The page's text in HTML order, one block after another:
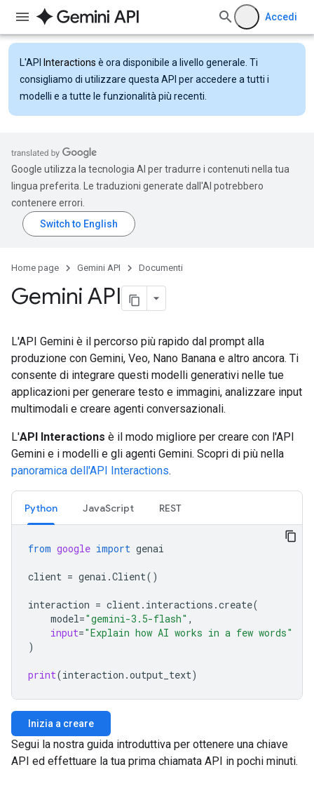
Accedi
L'API Interactions è ora disponibile a livello generale. Ti
consigliamo di utilizzare questa API per accedere a tutti i
modelli e a tutte le funzionalità più recenti.
Google utilizza la tecnologia AI per tradurre i contenuti nella tua
lingua preferita. Le traduzioni generate dall'AI potrebbero
contenere errori.
Home page Gemini API Documenti
Gemini API
L'API Gemini è il percorso più rapido dal prompt alla
produzione con Gemini, Veo, Nano Banana e altro ancora. Ti
consente di integrare questi modelli generativi nelle tue
applicazioni per generare testo e immagini, analizzare input
multimodali e creare agenti conversazionali.
L'API Interactions è il modo migliore per creare con l'API
Gemini e i modelli e gli agenti Gemini. Scopri di più nella
panoramica dell'API Interactions.
Python JavaScript REST
from google import genai
client = genai .Client()
interaction = client. interactions .create(
model="gemini-3.5-flash" ,
input="Explain how AI works in a few words"
)
print(interaction .output_text)
Inizia a creare
Segui la nostra guida introduttiva per ottenere una chiave
API ed effettuare la tua prima chiamata API in pochi minuti.